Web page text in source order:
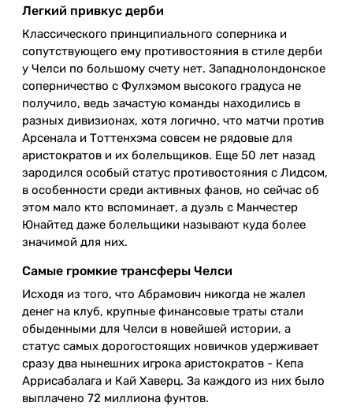
Легкий привкус дерби
Классического принципиального соперника и
сопутствующего ему противостояния в стиле дерби
у Челси по большому счету нет. Западнолондонское
соперничество с Фулхэмом высокого градуса не
получило, ведь зачастую команды находились в
разных дивизионах, хотя логично, что матчи против
Арсенала и Тоттенхэма совсем не рядовые для
аристократов и их болельщиков. Еще 50 лет назад
зародился особый статус противостояния с Лидсом,
в особенности среди активных фанов, но сейчас об
этом мало кто вспоминает, а дуэль с Манчестер
Юнайтед даже болельщики называют куда более
значимой для них.
Самые громкие трансферы Челси
Исходя из того, что Абрамович никогда не жалел
денег на клуб, крупные финансовые траты стали
обыденными для Челси в новейшей истории, а
статус самых дорогостоящих новичков удерживает
сразу два нынешних игрока аристократов - Кепа
Аррисабалага и Кай Хаверц. За каждого из них было
выплачено 72 миллиона фунтов.